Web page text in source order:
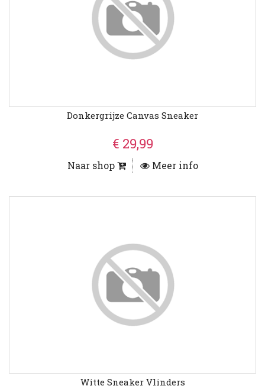
Donkergrijze Canvas Sneaker
€ 29,99
Naar shop Meer info
Witte Sneaker Vlinders